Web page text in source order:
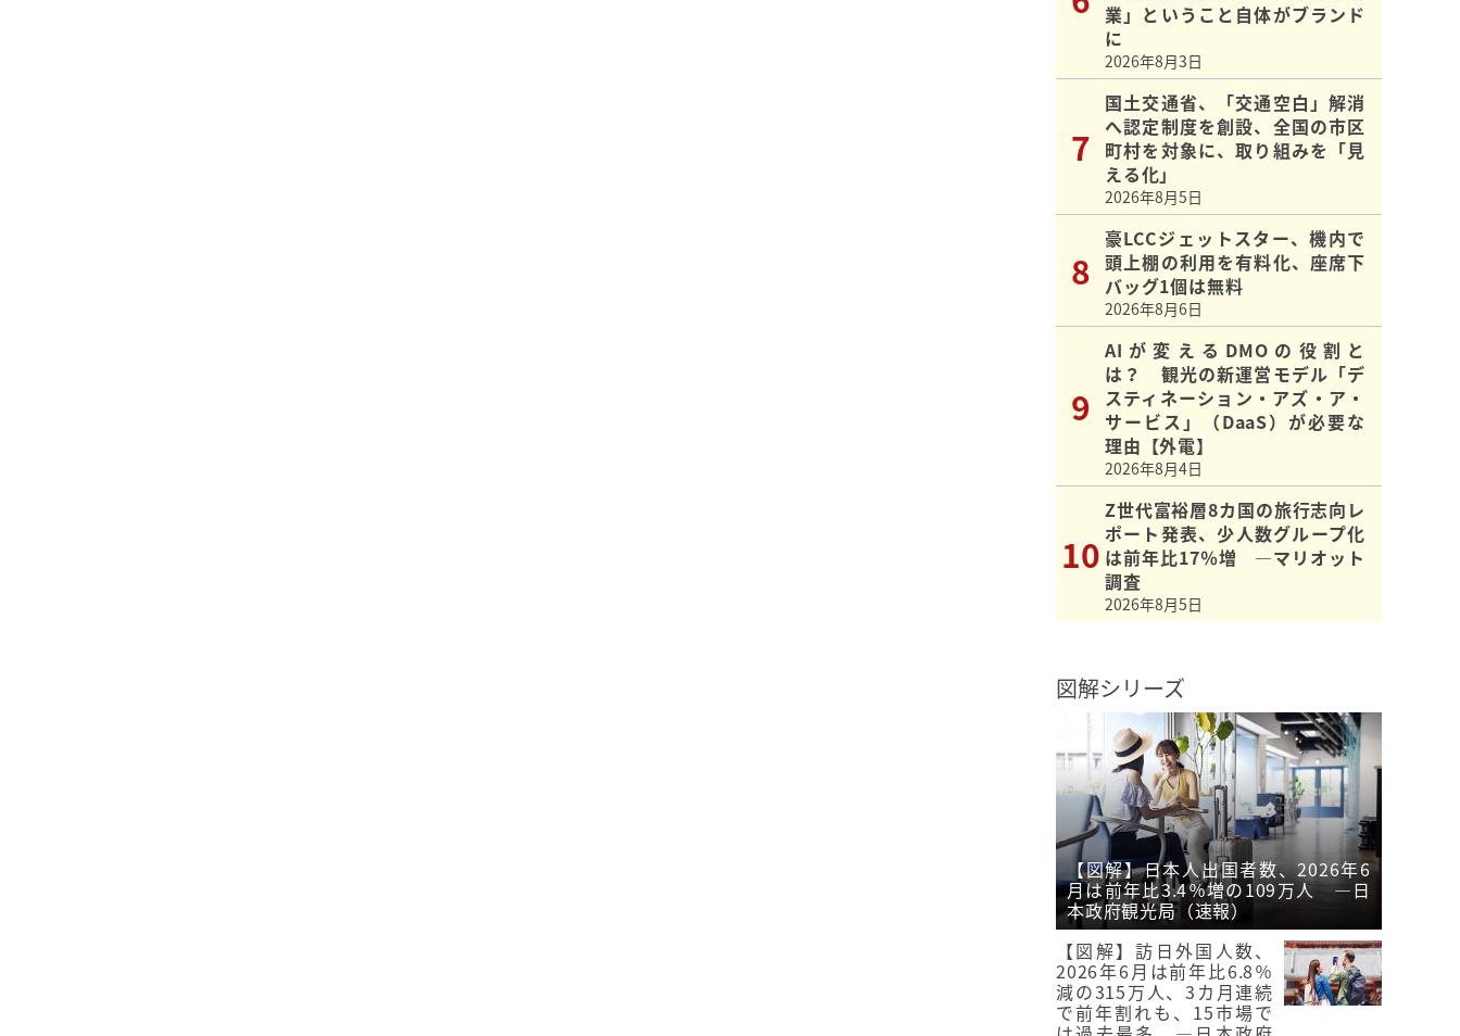
業」ということ自体がブランド
に
2026年8月3日
国土交通省、「交通空白」解消
へ認定制度を創設、全国の市区
町村を対象に、取り組みを「見
える化」
2026年8月5日
豪LCCジェットスター、機内で
頭上棚の利用を有料化、座席下
バッグ1個は無料
2026年8月6日
AIが変えるDMOの役割と
は？ 観光の新運営モデル「デ
スティネーション・アズ・ア・
サービス」（DaaS）が必要な
理由【外電】
2026年8月4日
Z世代富裕層8カ国の旅行志向レ
ポート発表、少人数グループ化
は前年比17％増 ―マリオット
調査
2026年8月5日
図解シリーズ
【図解】日本人出国者数、2026年6
月は前年比3.4％増の109万人 ―日
本政府観光局（速報）
【図解】訪日外国人数、
2026年6月は前年比6.8％
減の315万人、3カ月連続
で前年割れも、15市場で